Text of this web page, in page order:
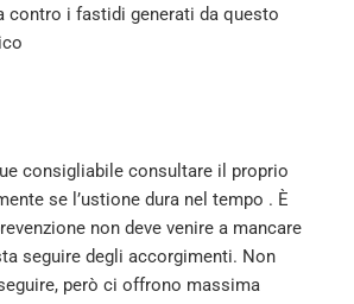
contro i fastidi generati da questo
consigliabile consultare il proprio
se l’ustione dura nel tempo . È
non deve venire a mancare
seguire degli accorgimenti. Non
però ci offrono massima